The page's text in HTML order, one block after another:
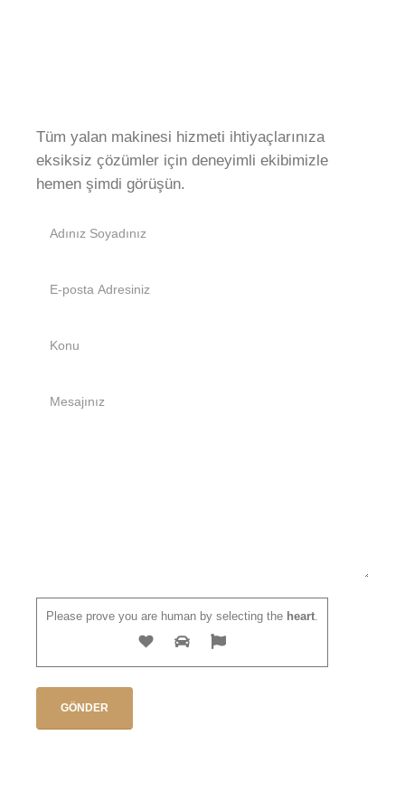
Tüm yalan makinesi hizmeti ihtiyaçlarınıza
eksiksiz çözümler için deneyimli ekibimizle
hemen şimdi görüşün.
Please prove you are human by selecting the heart.